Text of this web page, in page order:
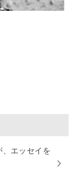
エッセイを